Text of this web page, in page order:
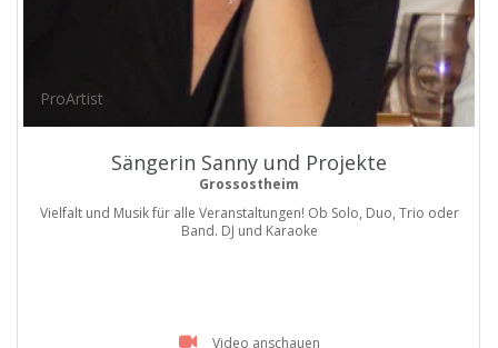
ProArtist
Sängerin Sanny und Projekte
Grossostheim
Vielfalt und Musik für alle Veranstaltungen! Ob Solo, Duo, Trio oder
Band. DJ und Karaoke
Video anschauen